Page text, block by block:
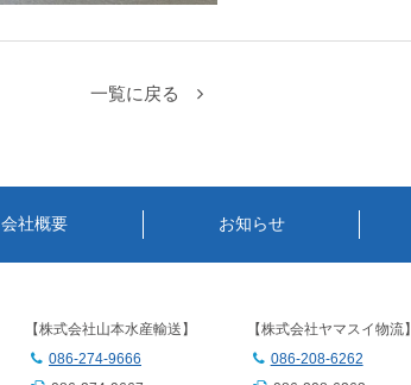
一覧に戻る
会社概要 お知らせ
【株式会社山本水産輸送】
086-274-9666
【株式会社ヤマスイ物流】
086-208-6262